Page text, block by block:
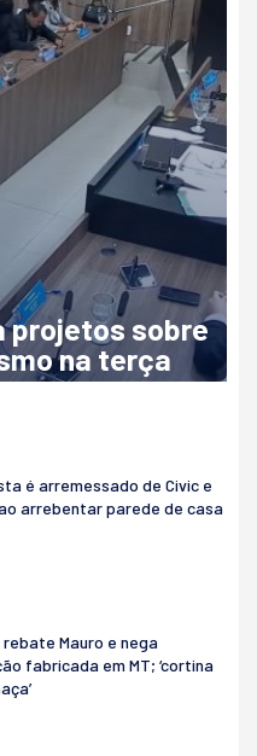
projetos sobre
na terça
é arremessado de Civic e
arrebentar parede de casa
rebate Mauro e nega
fabricada em MT; ‘cortina